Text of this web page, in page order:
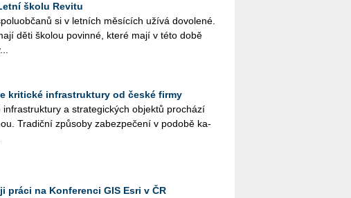
školu Revitu
si v let­ních mě­sí­cích užívá do­vo­le­né.
děti ško­lou po­vin­né, které mají v této době
kritické infrastruktury od české firmy
in­frastruk­tu­ry a stra­te­gic­kých ob­jek­tů pro­chá­zí
Tra­dič­ní způ­so­by za­bez­pe­če­ní v po­do­bě ka­
práci na Konferenci GIS Esri v ČR